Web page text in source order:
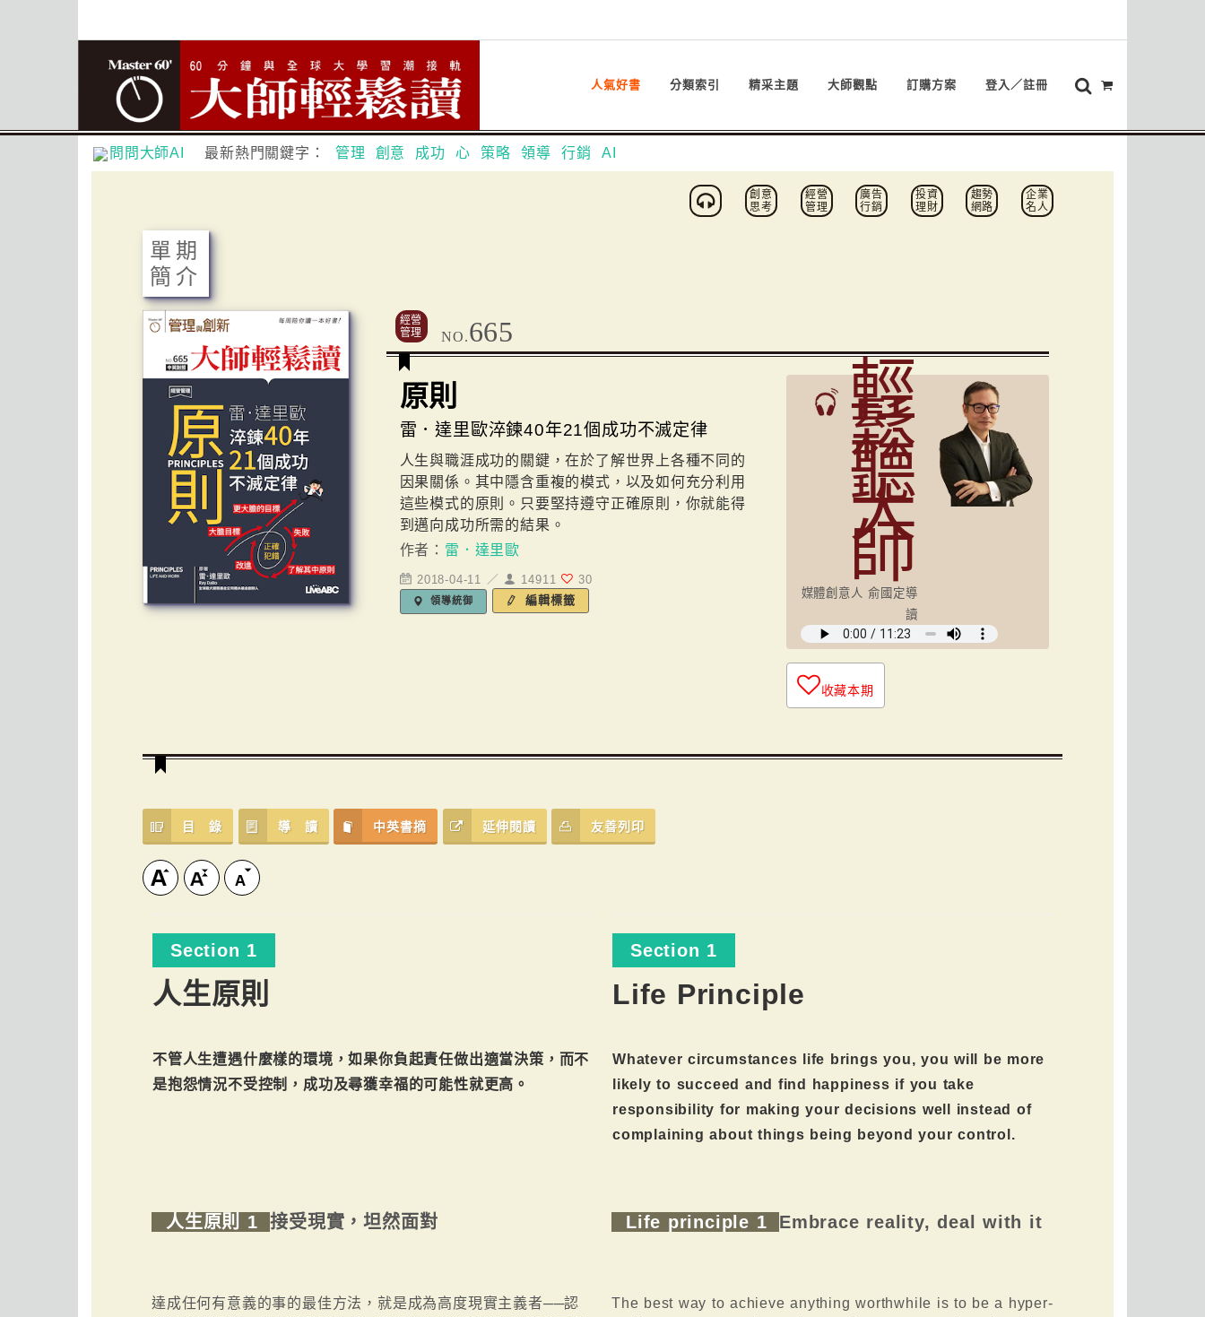
人氣好書 分類索引 精采主題 大師觀點 訂購方案 登入／註冊
問問大師AI 最新熱門關鍵字： 管理 創意 成功 心 策略 領導 行銷 AI
創意
思考
經營
管理
廣告
行銷
投資
理財
趨勢
網路
企業
名人
單期
簡介
經營
管理
NO.665
原則
雷．達里歐淬鍊40年21個成功不滅定律
人生與職涯成功的關鍵，在於了解世界上各種不同的
因果關係。其中隱含重複的模式，以及如何充分利用
這些模式的原則。只要堅持遵守正確原則，你就能得
到邁向成功所需的結果。
作者： 雷．達里歐
2018-04-11 ／ 14911 30
領導統御 編輯標籤
輕
鬆
聽
大
師
媒體創意人 俞國定導
讀
收藏本期
目 錄 導 讀 中英書摘 延伸閱讀 友善列印
Section 1
人生原則
不管人生遭遇什麼樣的環境，如果你負起責任做出適當決策，而不
是抱怨情況不受控制，成功及尋獲幸福的可能性就更高。
Section 1
Life Principle
Whatever circumstances life brings you, you will be more
likely to succeed and find happiness if you take
responsibility for making your decisions well instead of
complaining about things being beyond your control.
人生原則 1 接受現實，坦然面對 Life principle 1 Embrace reality, deal with it
達成任何有意義的事的最佳方法，就是成為高度現實主義者──認
The best way to achieve anything worthwhile is to be a hyper-